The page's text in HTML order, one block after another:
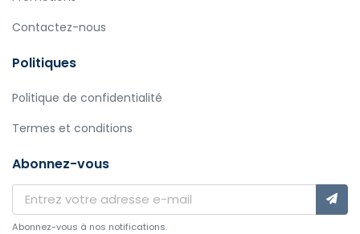
Contactez-nous
Politiques
Politique de confidentialité
Termes et conditions
Abonnez-vous
Abonnez-vous à nos notifications.